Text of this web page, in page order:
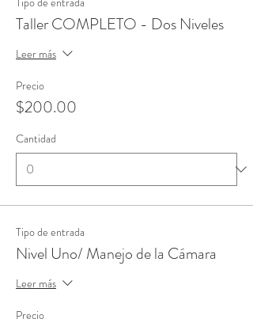
Taller COMPLETO - Dos Niveles
Leer más
Precio
$200.00
Cantidad
Tipo de entrada
Nivel Uno/ Manejo de la Cámara
Leer más
Precio